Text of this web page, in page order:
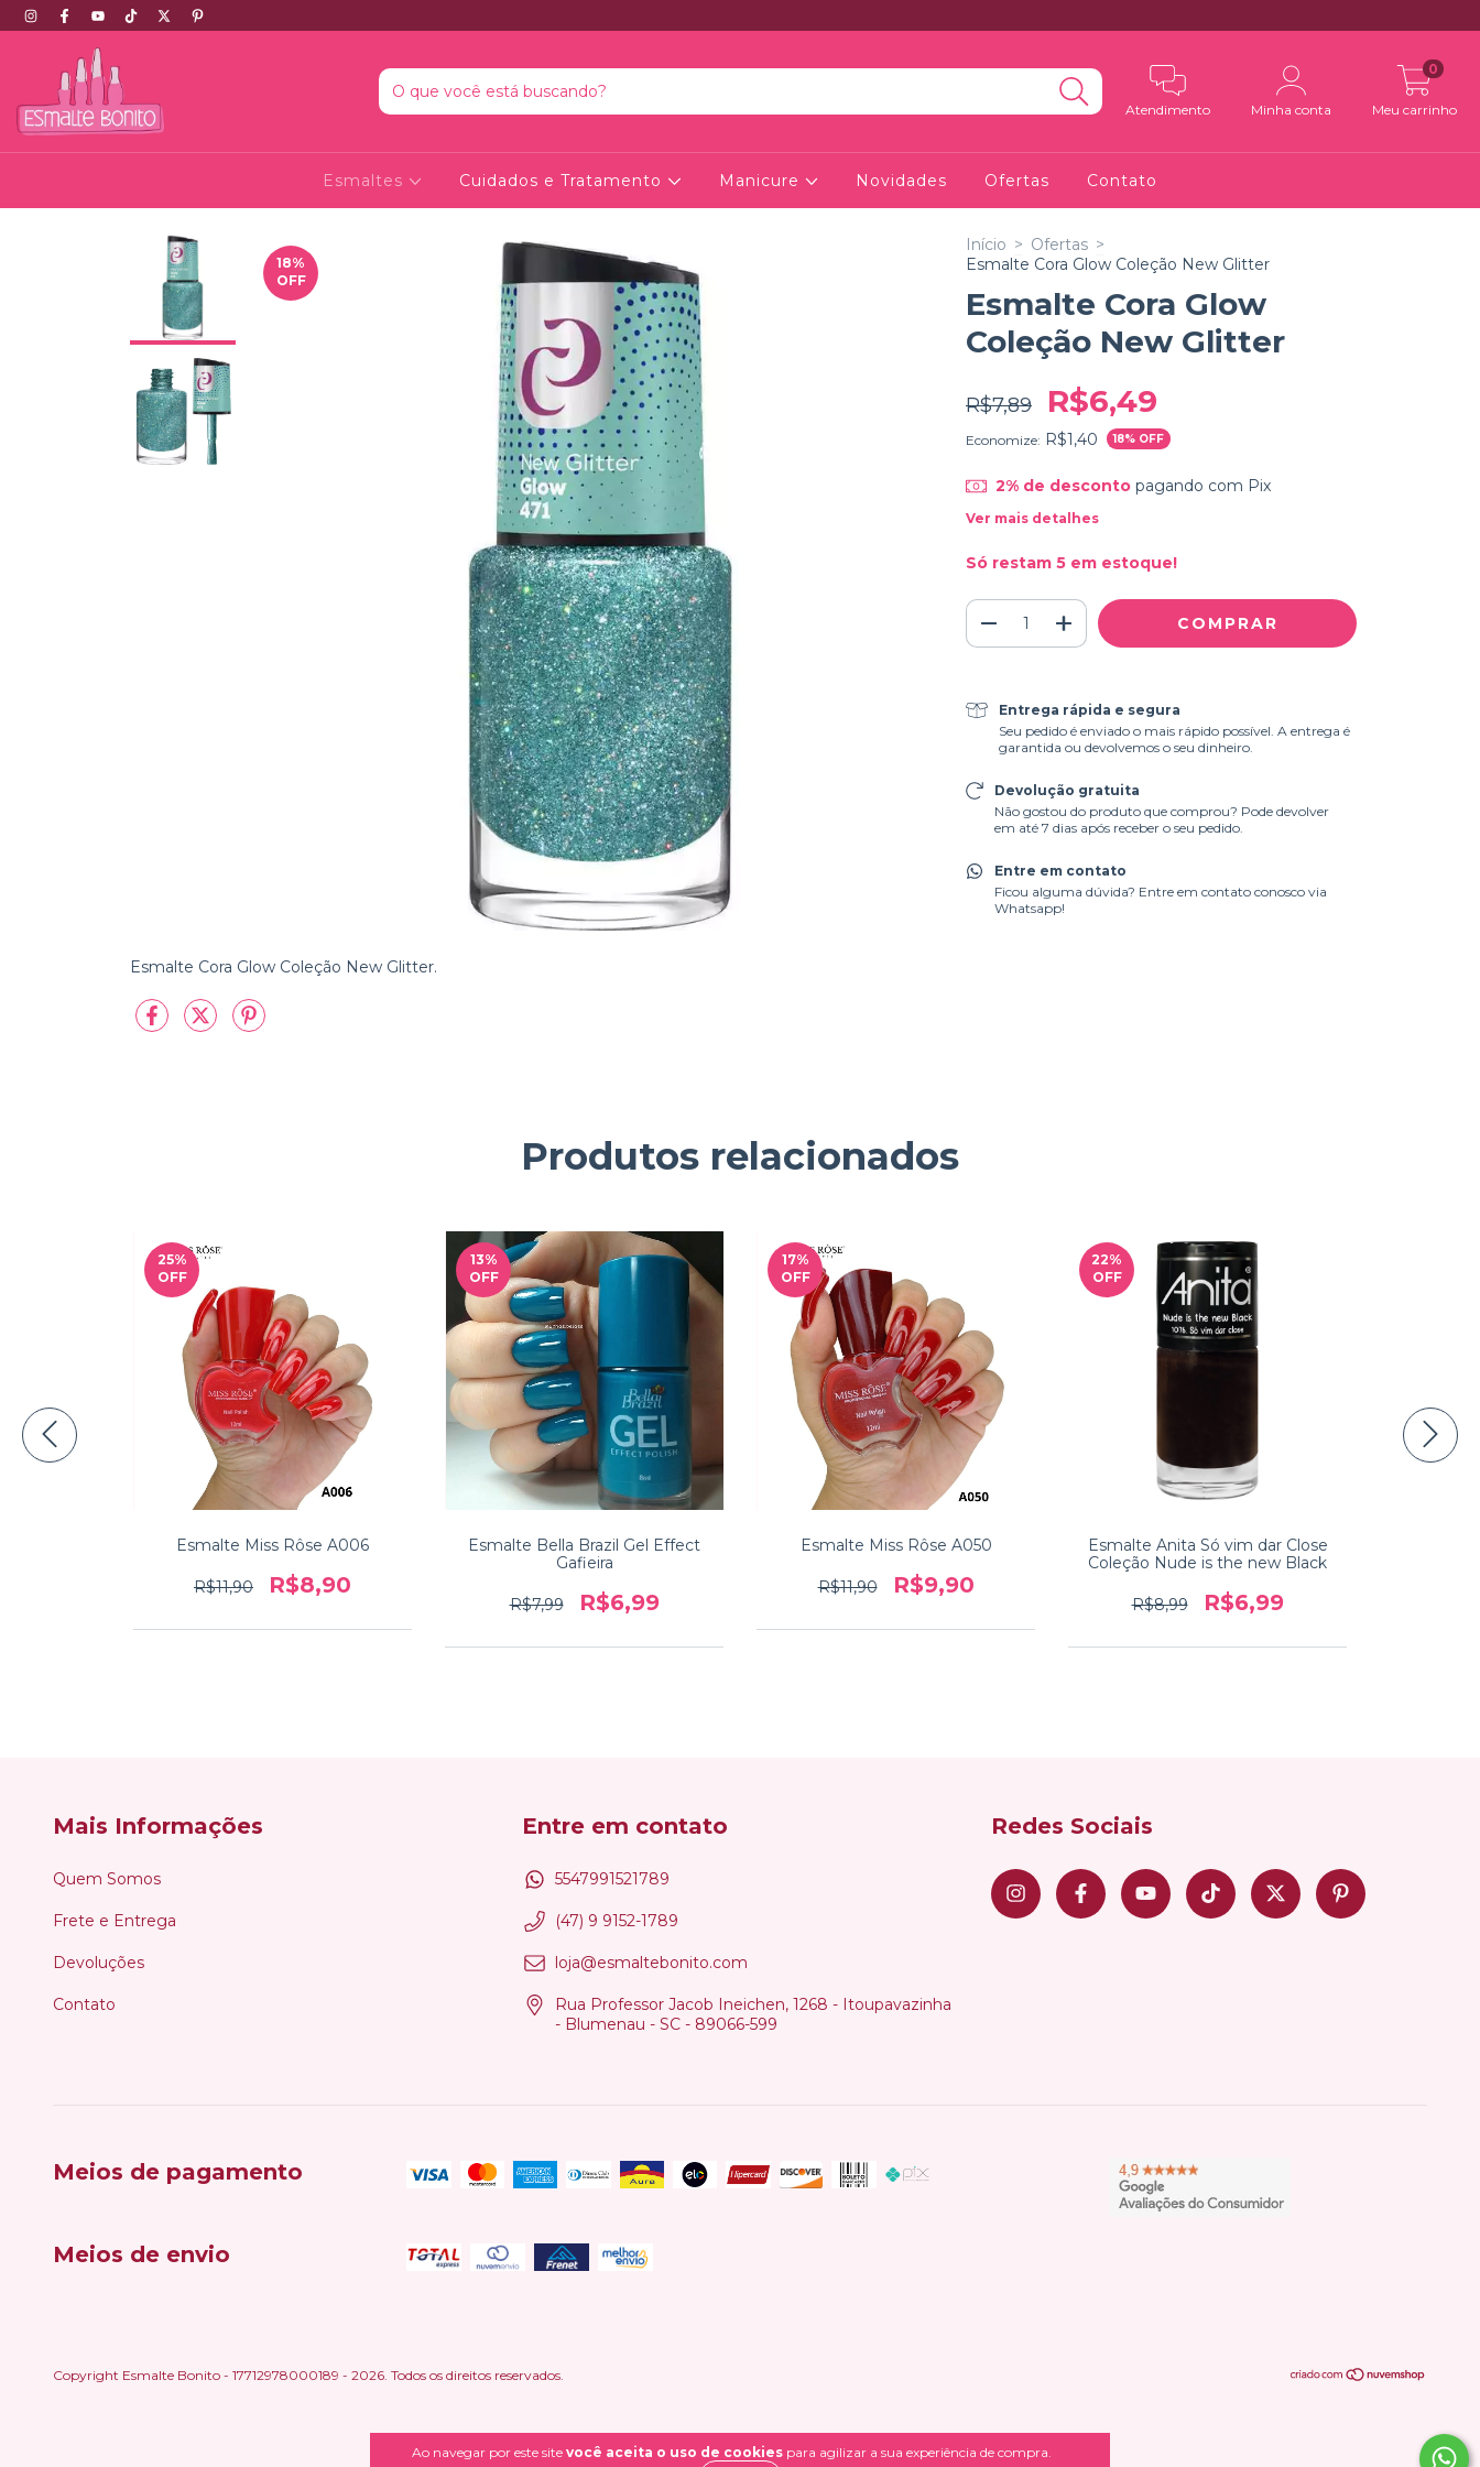
Atendimento Minha conta Meu carrinho
0
Esmaltes Cuidados e Tratamento Manicure Novidades Ofertas Contato
Ao navegar por este site você aceita o uso de cookiespara agilizar a sua experiência de compra.
18%
OFF
Esmalte Cora Glow Coleção New Glitter.
Início > Ofertas >
Esmalte Cora Glow Coleção New Glitter
Esmalte Cora Glow
Coleção New Glitter
R$7,89 R$6,49
Economize: R$1,40 18% OFF
2% de descontopagando com Pix
Ver mais detalhes
Só restam 5 em estoque!
Entrega rápida e segura
Seu pedido é enviado o mais rápido possível. A entrega é
garantida ou devolvemos o seu dinheiro.
Devolução gratuita
Não gostou do produto que comprou? Pode devolver
em até 7 dias após receber o seu pedido.
Entre em contato
Ficou alguma dúvida? Entre em contato conosco via
Whatsapp!
Produtos relacionados
25%
OFF
Esmalte Miss Rôse A006
R$11,90 R$8,90
13%
OFF
Esmalte Bella Brazil Gel Effect
Gafieira
R$7,99 R$6,99
17%
OFF
Esmalte Miss Rôse A050
R$11,90 R$9,90
22%
OFF
Esmalte Anita Só vim dar Close
Coleção Nude is the new Black
R$8,99 R$6,99
Mais Informações
Quem Somos
Frete e Entrega
Devoluções
Contato
Entre em contato
5547991521789
(47) 9 9152-1789
loja@esmaltebonito.com
Rua Professor Jacob Ineichen, 1268 - Itoupavazinha
- Blumenau - SC - 89066-599
Redes Sociais
Meios de pagamento
Meios de envio
Copyright Esmalte Bonito - 17712978000189 - 2026. Todos os direitos reservados.